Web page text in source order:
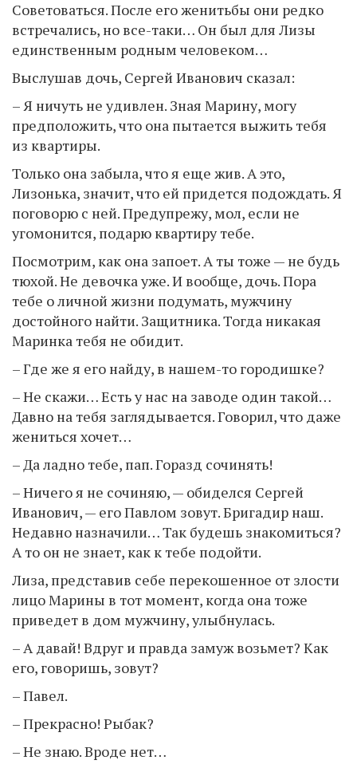
Советоваться. После его женитьбы они редко
встречались, но все-таки… Он был для Лизы
единственным родным человеком…
Выслушав дочь, Сергей Иванович сказал:
– Я ничуть не удивлен. Зная Марину, могу
предположить, что она пытается выжить тебя
из квартиры.
Только она забыла, что я еще жив. А это,
Лизонька, значит, что ей придется подождать. Я
поговорю с ней. Предупрежу, мол, если не
угомонится, подарю квартиру тебе.
Посмотрим, как она запоет. А ты тоже — не будь
тюхой. Не девочка уже. И вообще, дочь. Пора
тебе о личной жизни подумать, мужчину
достойного найти. Защитника. Тогда никакая
Маринка тебя не обидит.
– Где же я его найду, в нашем-то городишке?
– Не скажи… Есть у нас на заводе один такой…
Давно на тебя заглядывается. Говорил, что даже
жениться хочет…
– Да ладно тебе, пап. Горазд сочинять!
– Ничего я не сочиняю, — обиделся Сергей
Иванович, — его Павлом зовут. Бригадир наш.
Недавно назначили… Так будешь знакомиться?
А то он не знает, как к тебе подойти.
Лиза, представив себе перекошенное от злости
лицо Марины в тот момент, когда она тоже
приведет в дом мужчину, улыбнулась.
– А давай! Вдруг и правда замуж возьмет? Как
его, говоришь, зовут?
– Павел.
– Прекрасно! Рыбак?
– Не знаю. Вроде нет…